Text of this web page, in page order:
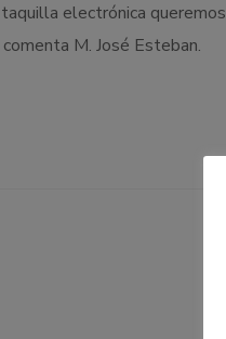
electrónica
M. José Esteban.